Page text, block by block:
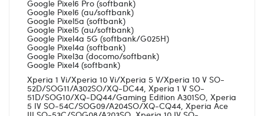
Google Pixel6 Pro (softbank)
Google Pixel6 (au/softbank)
Google Pixel5a (softbank)
Google Pixel5 (au/softbank)
Google Pixel4a 5G (softbank/G025H)
Google Pixel4a (softbank)
Google Pixel3a (docomo/softbank)
Google Pixel4 (softbank)
Xperia 1 Vi/Xperia 10 Vi/Xperia 5 V/Xperia 10 V SO-
52D/SOG11/A302SO/XQ-DC44, Xperia 1 V SO-
51D/SOG10/XQ-DQ44/Gaming Edition A301SO, Xperia
5 IV SO-54C/SOG09/A204SO/XQ-CQ44, Xperia Ace